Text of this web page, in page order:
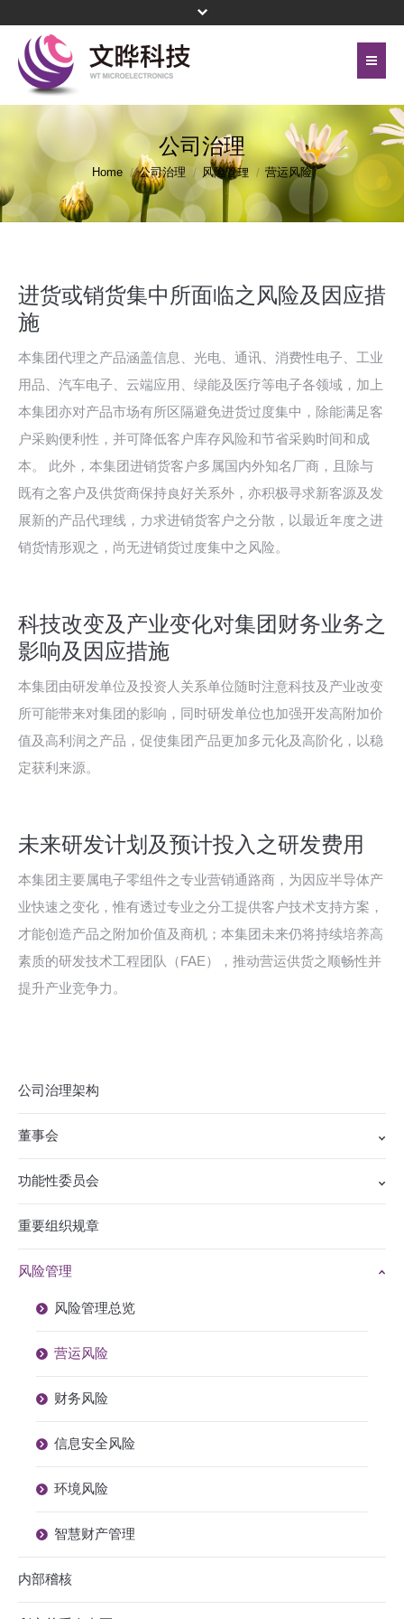
关于文晔
代理产品线
投资人关系
企业永续
菁英招募
首页
联络我们
网站地图
頁尾選單 - 簡體
公司治理
Home 公司治理 风险管理 营运风险
进货或销货集中所面临之风险及因应措
施
本集团代理之产品涵盖信息、光电、通讯、消费性电子、工业
用品、汽车电子、云端应用、绿能及医疗等电子各领域，加上
本集团亦对产品市场有所区隔避免进货过度集中，除能满足客
户采购便利性，并可降低客户库存风险和节省采购时间和成
本。 此外，本集团进销货客户多属国内外知名厂商，且除与
既有之客户及供货商保持良好关系外，亦积极寻求新客源及发
展新的产品代理线，力求进销货客户之分散，以最近年度之进
销货情形观之，尚无进销货过度集中之风险。
科技改变及产业变化对集团财务业务之
影响及因应措施
本集团由研发单位及投资人关系单位随时注意科技及产业改变
所可能带来对集团的影响，同时研发单位也加强开发高附加价
值及高利润之产品，促使集团产品更加多元化及高阶化，以稳
定获利来源。
未来研发计划及预计投入之研发费用
本集团主要属电子零组件之专业营销通路商，为因应半导体产
业快速之变化，惟有透过专业之分工提供客户技术支持方案，
才能创造产品之附加价值及商机；本集团未来仍将持续培养高
素质的研发技术工程团队（FAE），推动营运供货之顺畅性并
提升产业竞争力。
公司治理架构
董事会
功能性委员会
重要组织规章
风险管理
风险管理总览
营运风险
财务风险
信息安全风险
环境风险
智慧财产管理
内部稽核